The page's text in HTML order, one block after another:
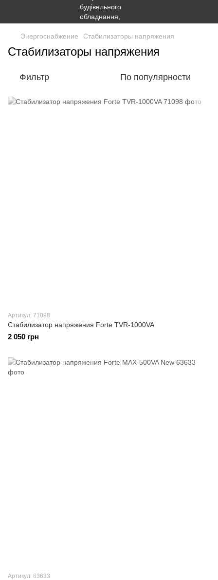
Энергоснабжение Стабилизаторы напряжения
Стабилизаторы напряжения
Фильтр По популярности
Артикул: 71098
Стабилизатор напряжения Forte TVR-1000VA
2 050 грн
Артикул: 63633